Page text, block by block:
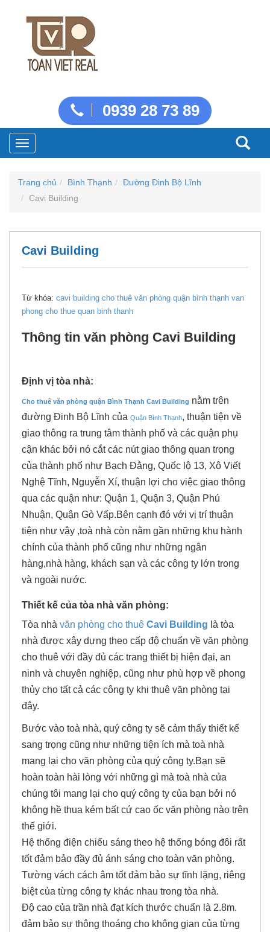
0939 28 73 89
Toggle
navigation
Trang chủ Bình Thạnh
Đường Đinh Bộ Lĩnh
Cavi Building
Cavi Building
Từ khóa: cavi building cho thuê văn phòng quận bình thạnh van
phong cho thue quan binh thanh
Thông tin văn phòng Cavi Building
Định vị tòa nhà:
Cho thuê văn phòng quận Bình Thạnh Cavi Building nằm trên
đường Đinh Bộ Lĩnh của Quận Bình Thạnh, thuận tiện về
giao thông ra trung tâm thành phố và các quận phụ
cận khác bởi nó cắt các nút giao thông quan trọng
của thành phố như Bạch Đằng, Quốc lộ 13, Xô Viết
Nghệ Tĩnh, Nguyễn Xí, thuận lợi cho việc giao thông
qua các quận như: Quận 1, Quận 3, Quận Phú
Nhuận, Quận Gò Vấp.Bên cạnh đó với vị trí thuận
tiện như vậy ,toà nhà còn nằm gần những khu hành
chính của thành phố cũng như những ngân
hàng,nhà hàng, khách sạn và các công ty lớn trong
và ngoài nước.
Thiết kế của tòa nhà văn phòng:
Tòa nhà văn phòng cho thuê Cavi Building là tòa
nhà được xây dựng theo cấp độ chuẩn về văn phòng
cho thuê với đầy đủ các trang thiết bị hiện đại, an
ninh và chuyên nghiệp, cũng như phù hợp về phong
thủy cho tất cả các công ty khi thuê văn phòng tại
đây.
Bước vào toà nhà, quý công ty sẽ cảm thấy thiết kế
sang trọng cũng như những tiện ích mà toà nhà
mang lại cho văn phòng của quý công ty.Bạn sẽ
hoàn toàn hài lòng với những gì mà toà nhà của
chúng tôi mang lại cho quý công ty của bạn bởi nó
không hề thua kém bất cứ cao ốc văn phòng nào trên
thế giới.
Hệ thống điện chiếu sáng theo hệ thống bóng đôi rất
tốt đảm bảo đầy đủ ánh sáng cho toàn văn phòng.
Tường vách cách âm tốt đảm bảo sự tĩnh lặng, riêng
biệt của từng công ty khác nhau trong tòa nhà.
Độ cao của trần nhà đạt kích thước chuẩn là 2.8m.
đảm bảo sự thông thoáng cho không gian của từng